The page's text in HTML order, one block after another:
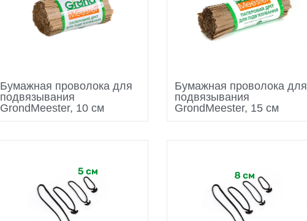
Бумажная проволока для
подвязывания
GrondMeester, 10 см
Бумажная проволока для
подвязывания
GrondMeester, 15 см